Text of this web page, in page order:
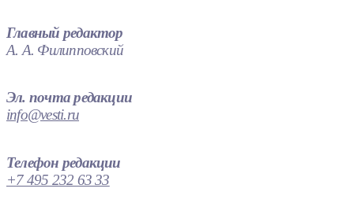
Главный редактор
А. А. Филипповский
Эл. почта редакции
info@vesti.ru
Телефон редакции
+7 495 232 63 33